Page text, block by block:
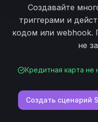
Создавайте
триггерами и
кодом или webhook.
не
Кредитная карта не
Создать сценарий